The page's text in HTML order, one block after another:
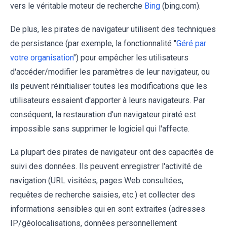
vers le véritable moteur de recherche Bing (bing.com).
De plus, les pirates de navigateur utilisent des techniques
de persistance (par exemple, la fonctionnalité "Géré par
votre organisation") pour empêcher les utilisateurs
d'accéder/modifier les paramètres de leur navigateur, ou
ils peuvent réinitialiser toutes les modifications que les
utilisateurs essaient d'apporter à leurs navigateurs. Par
conséquent, la restauration d'un navigateur piraté est
impossible sans supprimer le logiciel qui l'affecte.
La plupart des pirates de navigateur ont des capacités de
suivi des données. Ils peuvent enregistrer l'activité de
navigation (URL visitées, pages Web consultées,
requêtes de recherche saisies, etc.) et collecter des
informations sensibles qui en sont extraites (adresses
IP/géolocalisations, données personnellement